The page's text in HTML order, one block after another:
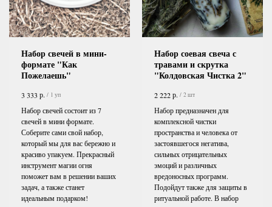
Набор свечей в мини-
формате "Как
Пожелаешь"
3 333 р. / 1 уп
Набор свечей состоит из 7
свечей в мини формате.
Соберите сами свой набор,
который мы для вас бережно и
красиво упакуем. Прекрасный
инструмент магии огня
поможет вам в решении ваших
задач, а также станет
идеальным подарком!
Набор соевая свеча с
травами и скрутка
"Колдовская Чистка 2"
2 222р. / 2 шт
Набор предназначен для
комплексной чистки
пространства и человека от
застоявшегося негатива,
сильных отрицательных
эмоций и различных
вредоносных программ.
Подойдут также для защиты в
ритуальной работе. В набор